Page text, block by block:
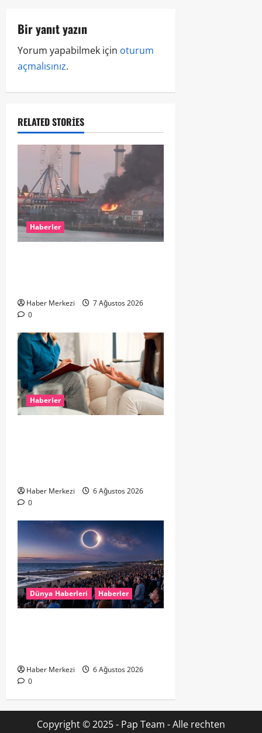
Bir yanıt yazın
Yorum yapabilmek için oturum
açmalısınız.
RELATED STORIES
Haberler
Haber Merkezi
7 Ağustos 2026
0
Haberler
Haber Merkezi
6 Ağustos 2026
0
Dünya Haberleri Haberler
Haber Merkezi
6 Ağustos 2026
0
Copyright © 2025 - Pap Team - Alle rechten